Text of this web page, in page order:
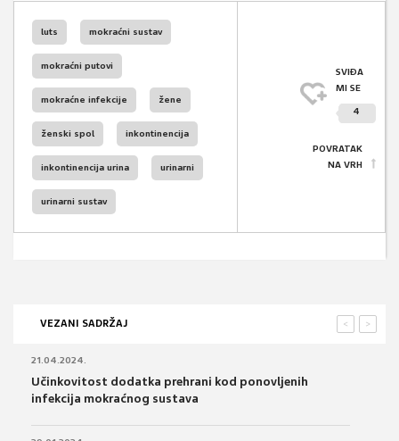
luts mokraćni sustav
mokraćni putovi
mokraćne infekcije žene
ženski spol inkontinencija
inkontinencija urina urinarni
urinarni sustav
SVIĐA
MI SE
4
POVRATAK
NA VRH
VEZANI SADRŽAJ >
<
21.04.2024.
Učinkovitost dodatka prehrani kod ponovljenih
infekcija mokraćnog sustava